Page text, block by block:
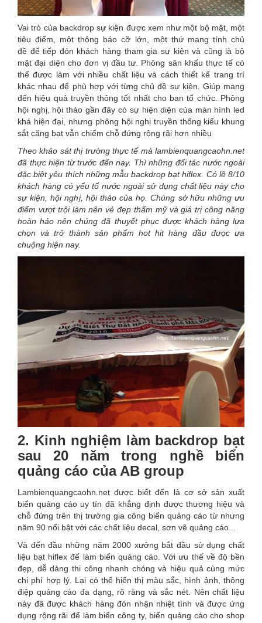
Vai trò của backdrop sự kiện được xem như một bộ mặt, một
tiêu điểm, một thông báo cỡ lớn, một thứ mang tính chủ
đề để tiếp đón khách hàng tham gia sự kiện và cũng là bộ
mặt đại diện cho đơn vị đầu tư. Phông sân khấu thực tế có
thể được làm với nhiều chất liệu và cách thiết kế trang trí
khác nhau để phù hợp với từng chủ đề sự kiện. Giúp mang
đến hiệu quả truyền thông tốt nhất cho ban tổ chức. Phông
hội nghị, hội thảo gần đây có sự hiện diện của màn hình led
khá hiện đại, nhưng phông hội nghị truyền thống kiểu khung
sắt căng bạt vẫn chiếm chỗ đứng rộng rãi hơn nhiều
Theo khảo sát thị trường thực tế mà lambienquangcaohn.net
đã thực hiện từ trước đến nay. Thì những đối tác nước ngoài
đặc biệt yêu thích những mẫu backdrop bạt hiflex. Có lẽ 8/10
khách hàng có yếu tố nước ngoài sử dụng chất liệu này cho
sự kiện, hội nghị, hội thảo của họ. Chúng sở hữu những ưu
điểm vượt trội làm nên vẻ đẹp thẩm mỹ và giá trị công năng
hoàn hảo nên chúng đã thuyết phục được khách hàng lựa
chọn và trở thành sản phẩm hot hit hàng đầu được ưa
chuộng hiện nay.
2. Kinh nghiệm làm backdrop bạt
sau 20 năm trong nghề biển
quảng cáo của AB group
Lambienquangcaohn.net được biết đến là cơ sở sản xuất
biển quảng cáo uy tín đã khẳng định được thương hiệu và
chỗ đứng trên thị trường gia công biển quảng cáo từ nhưng
năm 90 nổi bật với các chất liệu decal, sơn vẽ quảng cáo...
Và đến đầu những năm 2000 xưởng bắt đầu sử dụng chất
liệu bạt hiflex để làm biển quảng cáo. Với ưu thế về độ bền
đẹp, dễ dàng thi công nhanh chóng và hiệu quả cùng mức
chi phí hợp lý. Lại có thể hiển thị màu sắc, hình ảnh, thông
điệp quảng cáo đa dạng, rõ ràng và sắc nét. Nên chất liệu
này đã được khách hàng đón nhận nhiệt tình và được ứng
dụng rộng rãi để làm biển công ty, biển quảng cáo cho shop